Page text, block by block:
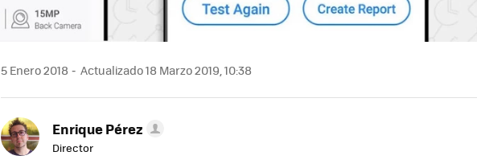
5 Enero 2018 Actualizado 18 Marzo 2019, 10:38
Enrique Pérez
Director